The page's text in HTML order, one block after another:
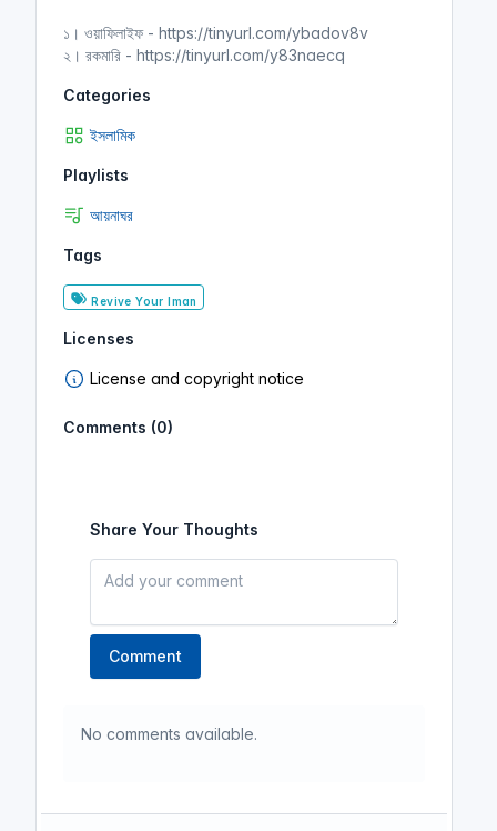
১। ওয়াফিলাইফ - https://tinyurl.com/ybadov8v
২। রকমারি - https://tinyurl.com/y83naecq
Categories
ইসলামিক
Playlists
আয়নাঘর
Tags
Revive Your Iman
Licenses
License and copyright notice
Comments (0)
Share Your Thoughts
Comment
No comments available.